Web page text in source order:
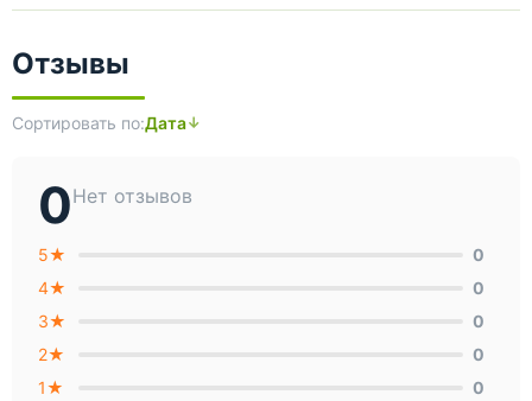
Отзывы
Сортировать по:Дата
0Нет отзывов
5★
0
4★
0
3★
0
2★
0
1★
0